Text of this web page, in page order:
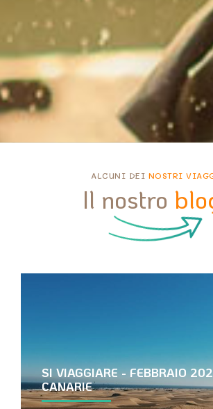
ALCUNI DEI NOSTRI
Il nostro
SI VIAGGIARE - FEBBRAIO
CANARIE